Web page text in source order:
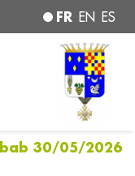
FR EN ES
30/05/2026